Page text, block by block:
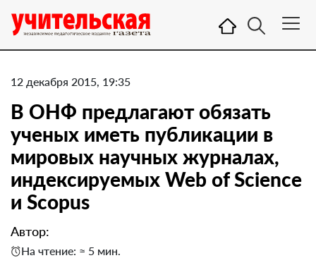
12 декабря 2015, 19:35
В ОНФ предлагают обязать
ученых иметь публикации в
мировых научных журналах,
индексируемых Web of Science
и Scopus
Автор:
На чтение: ≈ 5 мин.